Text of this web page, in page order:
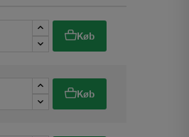
Køb
Køb